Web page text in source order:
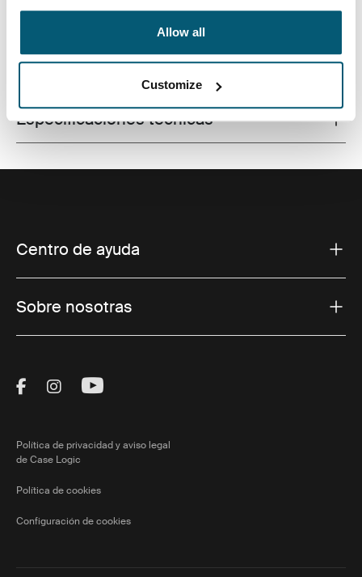
Allow all
Customize
Todas las características
Especificaciones técnicas
Centro de ayuda
Sobre nosotras
Visit Thule on Facebook (external link)
Visit Thule on Instagram (external link)
Visit Thule on Youtube (external
Política de privacidad y aviso legal
de Case Logic
Política de cookies
Configuración de cookies